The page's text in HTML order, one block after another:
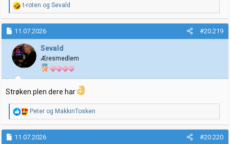
R
e
a
k
s
j
o
n
e
r
t-roten og Sevald
11.07.2026 #20.219
Sevald
Æresmedlem
Strøken plen dere har
R
e
a
k
Peter og MakkinTosken
11.07.2026 #20.220